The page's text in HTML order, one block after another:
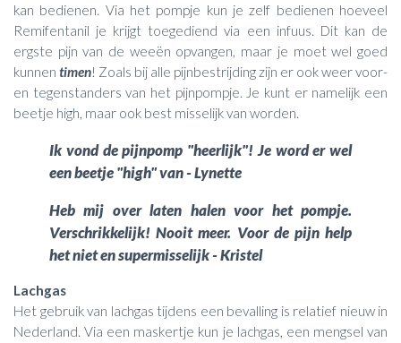
kan bedienen. Via het pompje kun je zelf bedienen hoeveel
Remifentanil je krijgt toegediend via een infuus. Dit kan de
ergste pijn van de weeën opvangen, maar je moet wel goed
kunnen timen! Zoals bij alle pijnbestrijding zijn er ook weer voor-
en tegenstanders van het pijnpompje. Je kunt er namelijk een
beetje high, maar ook best misselijk van worden.
Ik vond de pijnpomp "heerlijk"! Je word er wel
een beetje "high" van - Lynette
Heb mij over laten halen voor het pompje.
Verschrikkelijk! Nooit meer. Voor de pijn help
het niet en supermisselijk - Kristel
Lachgas
Het gebruik van lachgas tijdens een bevalling is relatief nieuw in
Nederland. Via een maskertje kun je lachgas, een mengsel van